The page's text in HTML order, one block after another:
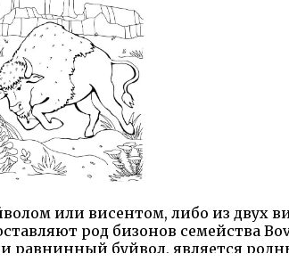
или висентом, либо из двух
род бизонов семейства
равнинный буйвол, является